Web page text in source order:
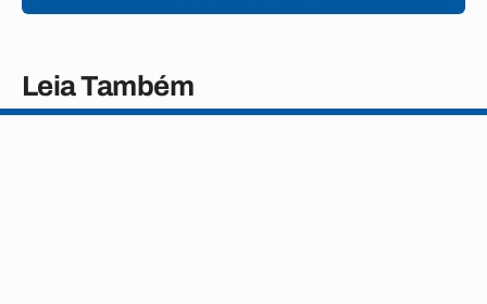
Leia Também